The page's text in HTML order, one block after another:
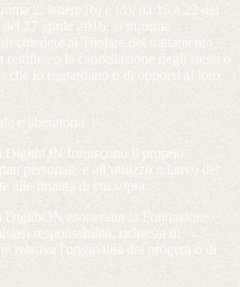
2, lettere (b) e (d), da 15 a 22 del
27 aprile 2016, si informa
chiedere al Titolare del trattamento
rettifica o la cancellazione degli stessi o
che lo riguardano o di opporsi al loro
e liberatoria
DigithON forniscono il proprio
personali, e all’utilizzo relativo dei
alle finalità di cui sopra.
DigithON esonerano la Fondazione
responsabilità, richiesta di
relativa l'originalità dei progetti o di